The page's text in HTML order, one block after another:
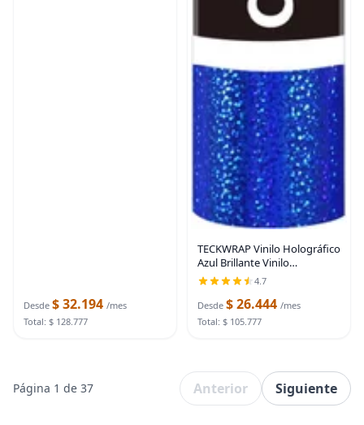
Desde $ 32.194 /mes
Total: $ 128.777
TECKWRAP Vinilo Holográfico
Azul Brillante Vinilo
Permanente Cromado
4.7
Desde $ 26.444 /mes
Total: $ 105.777
Página 1 de 37 Anterior Siguiente